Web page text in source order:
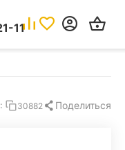
11
30882 Поделиться